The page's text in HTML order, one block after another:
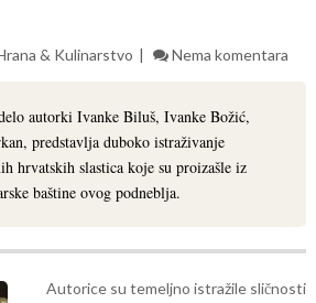
& Kulinarstvo Nema komentara
autorki Ivanke Biluš, Ivanke Božić,
predstavlja duboko istraživanje
hrvatskih slastica koje su proizašle iz
baštine ovog podneblja.
Autorice su temeljno istražile sličnosti